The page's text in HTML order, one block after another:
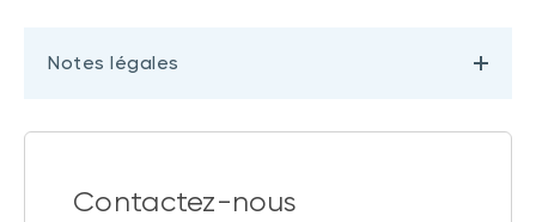
Notes légales
Contactez-nous